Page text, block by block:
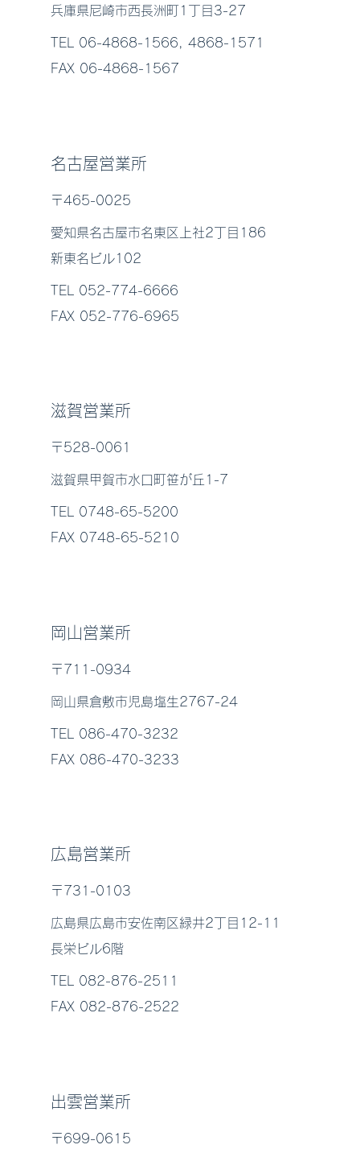
兵庫県尼崎市西長洲町1丁目3-27
TEL 06-4868-1566, 4868-1571
FAX 06-4868-1567
名古屋営業所
〒465-0025
愛知県名古屋市名東区上社2丁目186
新東名ビル102
TEL 052-774-6666
FAX 052-776-6965
滋賀営業所
〒528-0061
滋賀県甲賀市水口町笹が丘1-7
TEL 0748-65-5200
FAX 0748-65-5210
岡山営業所
〒711-0934
岡山県倉敷市児島塩生2767-24
TEL 086-470-3232
FAX 086-470-3233
広島営業所
〒731-0103
広島県広島市安佐南区緑井2丁目12-11
長栄ビル6階
TEL 082-876-2511
FAX 082-876-2522
出雲営業所
〒699-0615